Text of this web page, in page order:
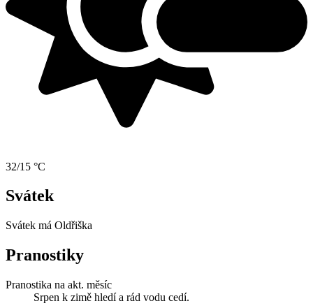
32/15 °C
Svátek
Svátek má Oldřiška
Pranostiky
Pranostika na akt. měsíc
Srpen k zimě hledí a rád vodu cedí.